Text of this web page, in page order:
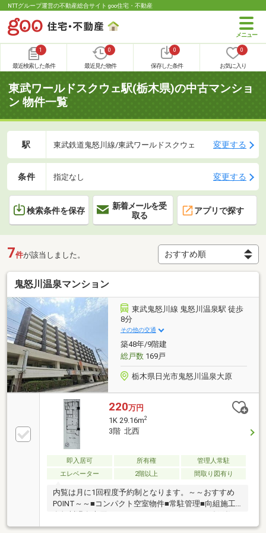
NTTグループ運営の不動産総合サイト goo住宅・不動産
1
最近検索した条件
0
最近見た物件
0
保存した条件
0
お気に入り
東武ワールドスクウェ駅(栃木県)の中古マンショ
ン 物件一覧
駅 東武鉄道鬼怒川線/東武ワールドスクウェ 変更する
条件 指定なし 変更する
検索条件を保存
新着メールを受
取る
アプリで探す
7件が該当しました。
鬼怒川温泉マンション
東武鬼怒川線 鬼怒川温泉駅 徒歩
8分
その他の交通
築48年/9階建
総戸数169戸
栃木県日光市鬼怒川温泉大原
220万円
1K 29.16m2
3階 北西
即入居可 所有権
管理人常駐
エレベーター
2階以上 間取り図有り
内覧は月に1回程度予約制となります。～～おすすめ
POINT～～■コンパクト空室物件■常駐管理■向組施工■
169戸■ローソン隣接■スキー拠点にピッタリ